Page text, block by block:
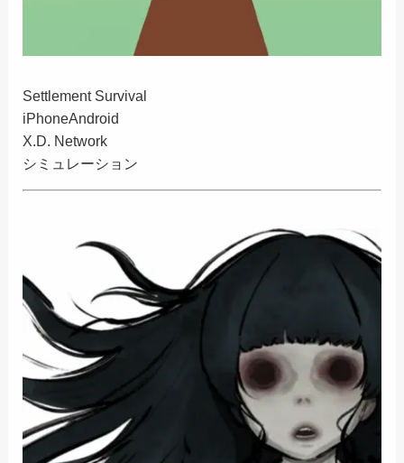
Settlement Survival
iPhoneAndroid
X.D. Network
シミュレーション